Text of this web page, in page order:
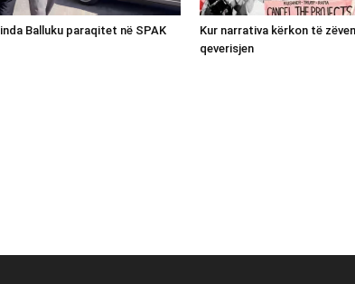
Balluku paraqitet në SPAK
Kur narrativa kërkon të
qeverisjen